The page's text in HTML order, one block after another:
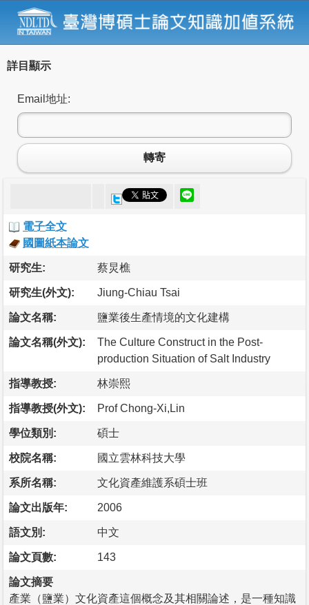
詳目顯示
Email地址:
轉寄
電子全文
國圖紙本論文
研究生: 蔡炅樵
研究生(外文): Jiung-Chiau Tsai
論文名稱: 鹽業後生產情境的文化建構
論文名稱(外文):
The Culture Construct in the Post-
production Situation of Salt Industry
指導教授: 林崇熙
指導教授(外文): Prof Chong-Xi,Lin
學位類別: 碩士
校院名稱: 國立雲林科技大學
系所名稱: 文化資產維護系碩士班
論文出版年: 2006
語文別: 中文
論文頁數: 143
論文摘要
產業（鹽業）文化資產這個概念及其相關論述，是一種知識